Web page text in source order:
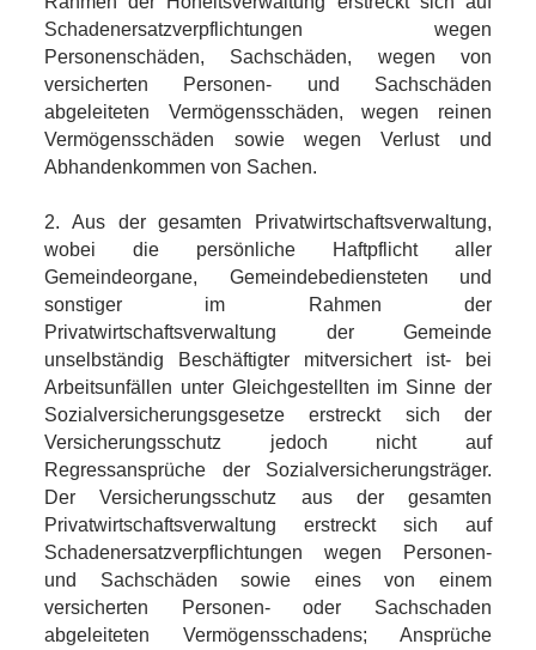
Schadenersatzverpflichtungen wegen
Personenschäden, Sachschäden, wegen von
versicherten Personen- und Sachschäden
abgeleiteten Vermögensschäden, wegen reinen
Vermögensschäden sowie wegen Verlust und
Abhandenkommen von Sachen.
2. Aus der gesamten Privatwirtschaftsverwaltung,
wobei die persönliche Haftpflicht aller
Gemeindeorgane, Gemeindebediensteten und
sonstiger im Rahmen der
Privatwirtschaftsverwaltung der Gemeinde
unselbständig Beschäftigter mitversichert ist- bei
Arbeitsunfällen unter Gleichgestellten im Sinne der
Sozialversicherungsgesetze erstreckt sich der
Versicherungsschutz jedoch nicht auf
Regressansprüche der Sozialversicherungsträger.
Der Versicherungsschutz aus der gesamten
Privatwirtschaftsverwaltung erstreckt sich auf
Schadenersatzverpflichtungen wegen Personen-
und Sachschäden sowie eines von einem
versicherten Personen- oder Sachschaden
abgeleiteten Vermögensschadens; Ansprüche